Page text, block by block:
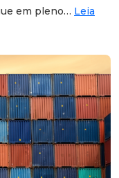
em pleno… Leia